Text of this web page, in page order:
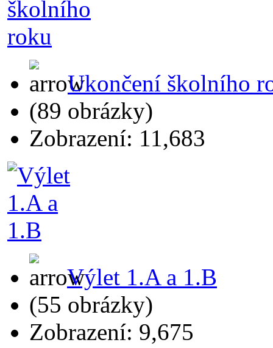
Ukončení školního
(89 obrázky)
Zobrazení: 11,683
Výlet 1.A a 1.B
(55 obrázky)
Zobrazení: 9,675